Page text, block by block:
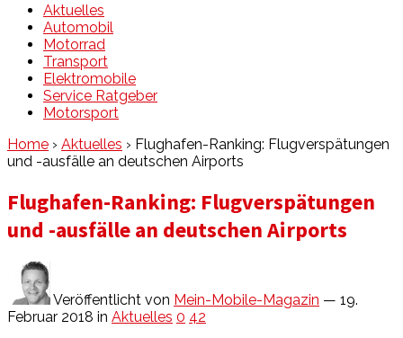
Aktuelles
Automobil
Motorrad
Transport
Elektromobile
Service Ratgeber
Motorsport
Home › Aktuelles › Flughafen-Ranking: Flugverspätungen
und -ausfälle an deutschen Airports
Flughafen-Ranking: Flugverspätungen
und -ausfälle an deutschen Airports
Veröffentlicht von Mein-Mobile-Magazin — 19.
Februar 2018 in Aktuelles 0 42